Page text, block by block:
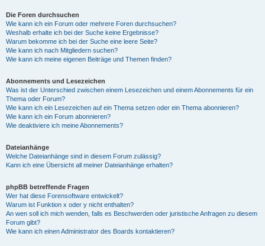
Die Foren durchsuchen
Wie kann ich ein Forum oder mehrere Foren durchsuchen?
Weshalb erhalte ich bei der Suche keine Ergebnisse?
Warum bekomme ich bei der Suche eine leere Seite?
Wie kann ich nach Mitgliedern suchen?
Wie kann ich meine eigenen Beiträge und Themen finden?
Abonnements und Lesezeichen
Was ist der Unterschied zwischen einem Lesezeichen und einem Abonnements für ein
Thema oder Forum?
Wie kann ich ein Lesezeichen auf ein Thema setzen oder ein Thema abonnieren?
Wie kann ich ein Forum abonnieren?
Wie deaktiviere ich meine Abonnements?
Dateianhänge
Welche Dateianhänge sind in diesem Forum zulässig?
Kann ich eine Übersicht all meiner Dateianhänge erhalten?
phpBB betreffende Fragen
Wer hat diese Forensoftware entwickelt?
Warum ist Funktion x oder y nicht enthalten?
An wen soll ich mich wenden, falls es Beschwerden oder juristische Anfragen zu diesem
Forum gibt?
Wie kann ich einen Administrator des Boards kontaktieren?